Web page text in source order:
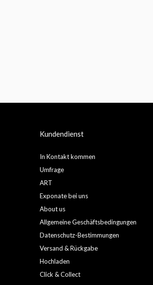
Kundendienst
In Kontakt kommen
Umfrage
ART
Exponate bei uns
About us
Allgemeine Geschäftsbedingungen
Datenschutz-Bestimmungen
Versand & Rückgabe
Hochladen
Click & Collect